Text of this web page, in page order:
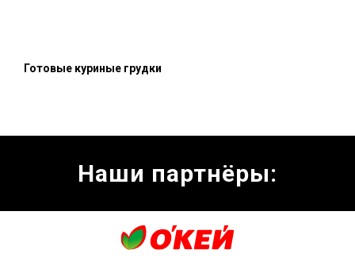
Готовые куриные грудки
Наши партнёры: